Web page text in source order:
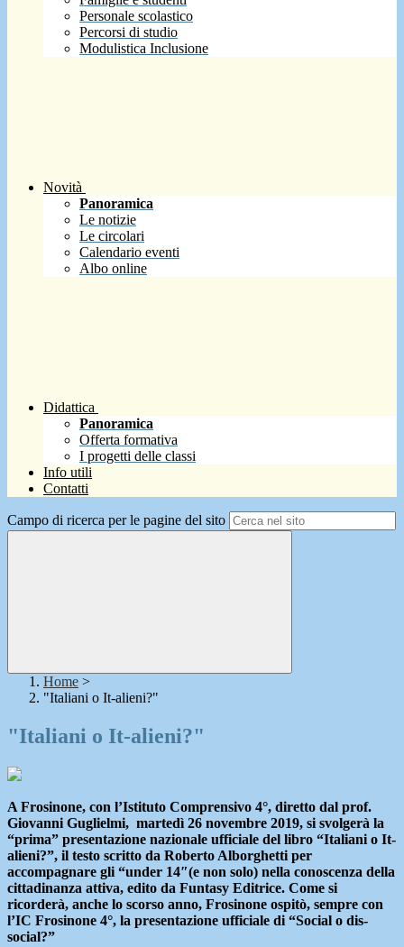
Personale scolastico
Percorsi di studio
Modulistica Inclusione
Novità
Panoramica
Le notizie
Le circolari
Calendario eventi
Albo online
Didattica
Panoramica
Offerta formativa
I progetti delle classi
Info utili
Contatti
Campo di ricerca per le pagine del sito
Home >
"Italiani o It-alieni?"
"Italiani o It-alieni?"
A Frosinone, con l’Istituto Comprensivo 4°, diretto dal prof.
Giovanni Guglielmi, martedì 26 novembre 2019, si svolgerà la
“prima” presentazione nazionale ufficiale del libro “Italiani o It-
alieni?”, il testo scritto da Roberto Alborghetti per
accompagnare gli “under 14″(e non solo) nella conoscenza della
cittadinanza attiva, edito da Funtasy Editrice. Come si
ricorderà, anche lo scorso anno, Frosinone ospitò, sempre con
l’IC Frosinone 4°, la presentazione ufficiale di “Social o dis-
social?”